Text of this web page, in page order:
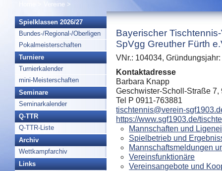
Vereine >
Spielklassen 2026/27
Bundes-/Regional-/Oberligen
Pokalmeisterschaften
Turniere
Turnierkalender
mini-Meisterschaften
Seminare
Seminarkalender
Q-TTR
Q-TTR-Liste
Archiv
Wettkampfarchiv
Links
Bayerischer
SpVgg Greuther Fürth
VNr.: 104034,
Kontaktadresse
Barbara Knapp
Geschwister-Scholl-Straße
Tel P 0911-763881
tischtennis@verein-
https://www.sgf1903.de/
Mannschaften und
Spielbetrieb und
Mannschaftsmeldungen
Vereinsfunktionäre
Vereinsangebote und